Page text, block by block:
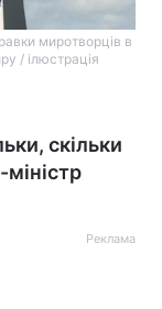
миротворців в
/ ілюстрація
скільки
Реклама